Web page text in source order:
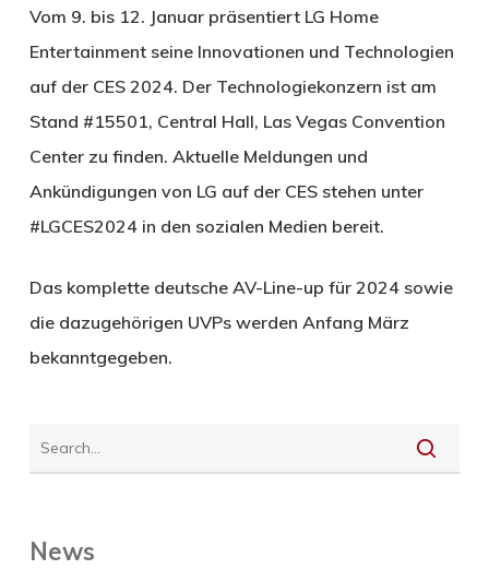
Vom 9. bis 12. Januar präsentiert LG Home
Entertainment seine Innovationen und Technologien
auf der CES 2024. Der Technologiekonzern ist am
Stand #15501, Central Hall, Las Vegas Convention
Center zu finden. Aktuelle Meldungen und
Ankündigungen von LG auf der CES stehen unter
#LGCES2024 in den sozialen Medien bereit.
Das komplette deutsche AV-Line-up für 2024 sowie
die dazugehörigen UVPs werden Anfang März
bekanntgegeben.
News